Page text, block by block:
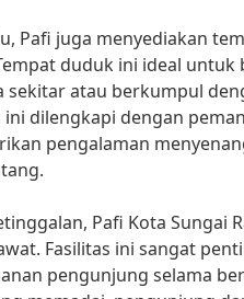
Pafi juga menyediakan
duduk ini ideal
sekitar atau berkumpul
ini dilengkapi dengan
pengalaman
Pafi Kota Sungai
Fasilitas ini sangat
pengunjung selama